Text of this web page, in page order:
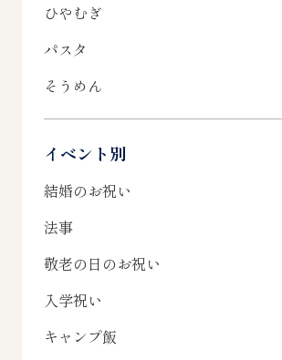
ひやむぎ
パスタ
そうめん
イベント別
結婚のお祝い
法事
敬老の日のお祝い
入学祝い
キャンプ飯